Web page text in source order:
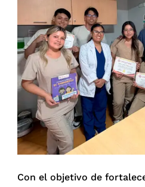
Con el objetivo de